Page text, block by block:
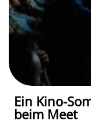
Ein Kino-
beim Meet